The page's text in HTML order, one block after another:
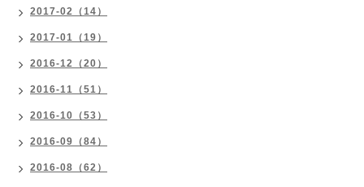
2017-02（14）
2017-01（19）
2016-12（20）
2016-11（51）
2016-10（53）
2016-09（84）
2016-08（62）